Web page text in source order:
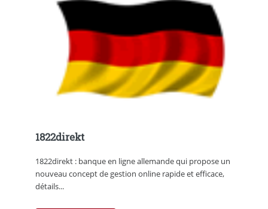
1822direkt
1822direkt : banque en ligne allemande qui propose un
nouveau concept de gestion online rapide et efficace,
détails...